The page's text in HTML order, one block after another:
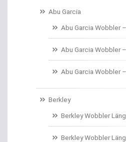
Banksticks/Erdspeere
Barrows & Trolleys
Barschhaken gebunden
Bauchtaschen
Bedchairs
Abu Garcia
Abu Garcia Wobbler
Abu Garcia Wobbler
Abu Garcia Wobbler
Berkley
Berkley Wobbler
Berkley Wobbler